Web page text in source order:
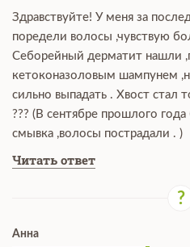
Здравствуйте! У меня за
поредели волосы ,чувствую
Себорейный дерматит нашли
кетоконазоловым шампунем
сильно выпадать . Хвост стал
??? (В сентябре прошлого
смывка ,волосы пострадали . )
Читать ответ
Анна